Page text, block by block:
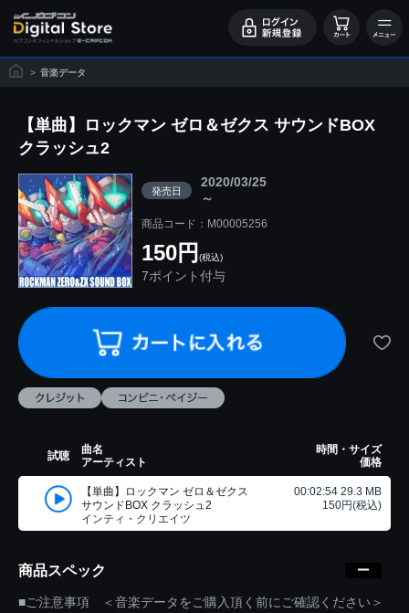
> 音楽データ
【単曲】ロックマン ゼロ＆ゼクス サウンドBOX
クラッシュ2
発売日
2020/03/25
～
商品コード：M00005256
150円 (税込)
7ポイント付与
試聴
曲名
アーティスト
時間・サイズ
価格
【単曲】ロックマン ゼロ＆ゼクス
サウンドBOX クラッシュ2
インティ・クリエイツ
00:02:54 29.3 MB
150円(税込)
商品スペック
■ご注意事項 ＜音楽データをご購入頂く前にご確認ください＞